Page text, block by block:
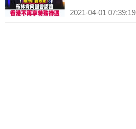
2021-04-01 07:39:19